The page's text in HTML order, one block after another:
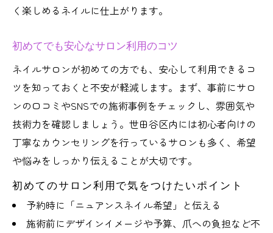
く楽しめるネイルに仕上がります。
初めてでも安心なサロン利用のコツ
ネイルサロンが初めての方でも、安心して利用できるコ
ツを知っておくと不安が軽減します。まず、事前にサロ
ンの口コミやSNSでの施術事例をチェックし、雰囲気や
技術力を確認しましょう。世田谷区内には初心者向けの
丁寧なカウンセリングを行っているサロンも多く、希望
や悩みをしっかり伝えることが大切です。
初めてのサロン利用で気をつけたいポイント
予約時に「ニュアンスネイル希望」と伝える
施術前にデザインイメージや予算、爪への負担など不